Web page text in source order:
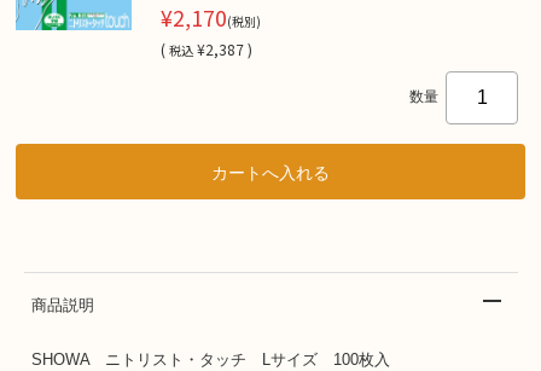
¥2,170(税別)
( 税込 ¥2,387 )
数量
商品説明
SHOWA ニトリスト・タッチ Lサイズ 100枚入